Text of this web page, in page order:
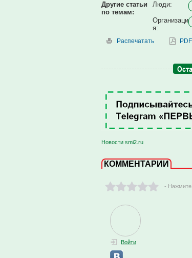
Другие статьи
по темам:
Люди:
Организаци
я:
Распечатать
Новости smi2.ru
КОММЕНТАРИИ
- Нажмите
Войти